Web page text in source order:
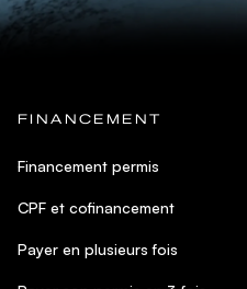
FINANCEMENT
Financement permis
CPF et cofinancement
Payer en plusieurs fois